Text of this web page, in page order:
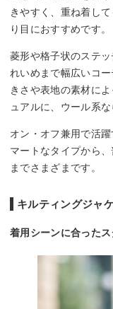
きやすく、重ね着し
り目におすすめです。
菱形や格子状のステ
れいめまで幅広いコ
きさや表地の素材に
ュアルに、ウール系
オン・オフ兼用で活
マートなタイプから
までさまざまです。
キルティングジャ
着用シーンに合った